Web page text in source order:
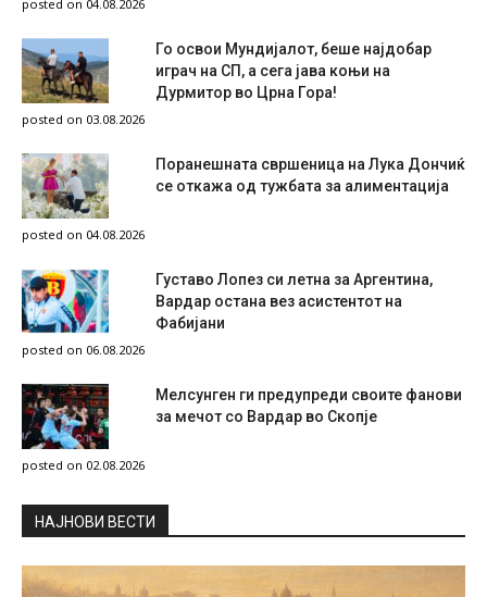
posted on 04.08.2026
Го освои Мундијалот, беше најдобар
играч на СП, а сега јава коњи на
Дурмитор во Црна Гора!
posted on 03.08.2026
Поранешната свршеница на Лука Дончиќ
се откажа од тужбата за алиментација
posted on 04.08.2026
Густаво Лопез си летна за Аргентина,
Вардар остана вез асистентот на
Фабијани
posted on 06.08.2026
Мелсунген ги предупреди своите фанови
за мечот со Вардар во Скопје
posted on 02.08.2026
НAЈНОВИ ВЕСТИ